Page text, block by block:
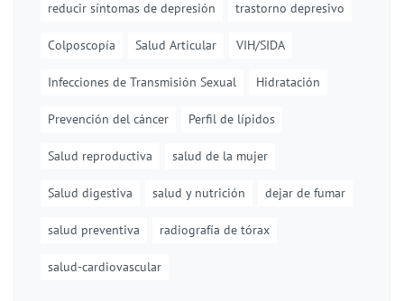
reducir síntomas de depresión trastorno depresivo
Colposcopía Salud Articular VIH/SIDA
Infecciones de Transmisión Sexual Hidratación
Prevención del cáncer Perfil de lípidos
Salud reproductiva salud de la mujer
Salud digestiva salud y nutrición dejar de fumar
salud preventiva radiografía de tórax
salud-cardiovascular